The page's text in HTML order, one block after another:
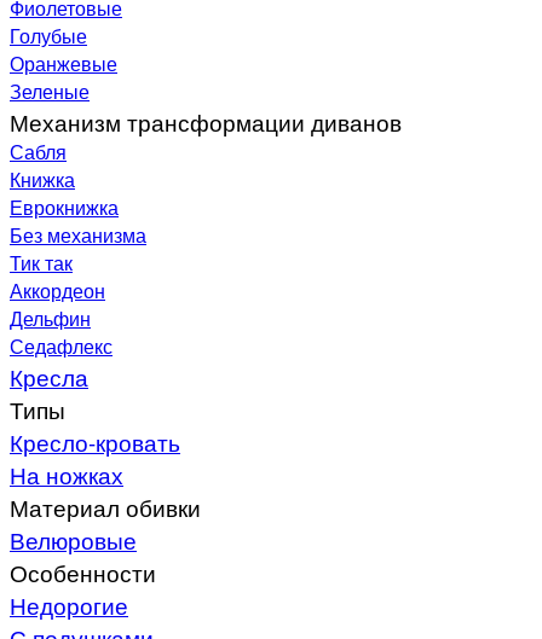
Фиолетовые
Голубые
Оранжевые
Зеленые
Механизм трансформации диванов
Сабля
Книжка
Еврокнижка
Без механизма
Тик так
Аккордеон
Дельфин
Седафлекс
Кресла
Типы
Кресло-кровать
На ножках
Материал обивки
Велюровые
Особенности
Недорогие